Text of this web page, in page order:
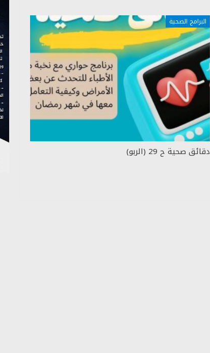
البرامج الصحية
دقائق صحية ح 29 (الربو)